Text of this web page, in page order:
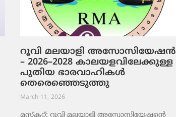
റൂവി മലയാളി അസോസിയേഷൻ
– 2026–2028 കാലയളവിലേക്കുള്ള
പുതിയ ഭാരവാഹികൾ
തെരെഞ്ഞെടുത്തു
March 11, 2026
മസ്കറ്റ്: റൂവി മലയാളി അസോസിയേഷന്റെ